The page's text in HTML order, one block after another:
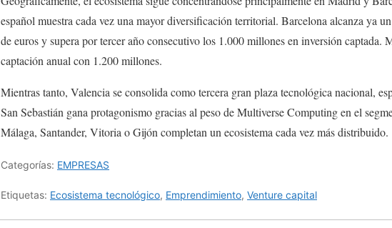
español muestra cada vez una mayor diversificación territorial. Barcelona alcanza ya
de euros y supera por tercer año consecutivo los 1.000 millones en inversión
captación anual con 1.200 millones.
Mientras tanto, Valencia se consolida como tercera gran plaza tecnológica nacional,
San Sebastián gana protagonismo gracias al peso de Multiverse Computing en el
Málaga, Santander, Vitoria o Gijón completan un ecosistema cada vez más distribuido.
Categorías: EMPRESAS
Etiquetas: Ecosistema tecnológico, Emprendimiento, Venture capital